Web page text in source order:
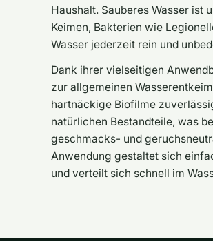
Haushalt. Sauberes Wasser ist
Keimen, Bakterien wie
Wasser jederzeit rein und
Dank ihrer vielseitigen
zur allgemeinen
hartnäckige Biofilme
natürlichen Bestandteile, was
geschmacks- und
Anwendung gestaltet sich
und verteilt sich schnell im